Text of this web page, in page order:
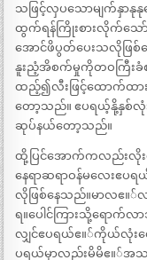
သဖြင့်လှပသောမျက်နှာနု
ထွက်ရန်ကြိုးစားလိုက်သေ
အောင်ဖိပွတ်ပေးသလိုဖြစ်
နူးညံ့အိစက်မှုကိုတဝကြီးခံ
ထည့်၍လီးဖြင့်ထောက်ထားပ
တော့သည်။ ဧပရယ့်နို့နှစ်
ဆုပ်နယ်တော့သည်။
ထို့ပြင်အောက်ကလည်းလိုး
နေရာဆရာဝန်မလေးဧပ
လိုဖြစ်နေသည်။မာလဧ။်လ
ရ။ပေါင်ကြားသို့ရောက်
လျှင်ဧပရယ်ဧ။်ကိုယ်လုံး
ပရယ်မှာလည်းမိမိဧ။်အသာ